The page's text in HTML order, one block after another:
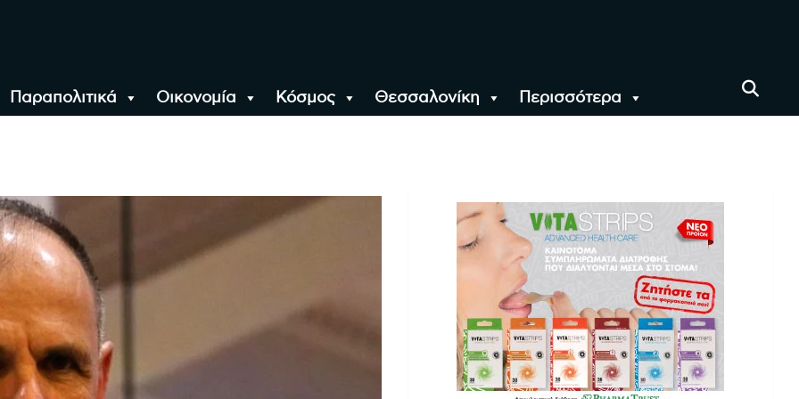
Παραπολιτικά Οικονομία Κόσμος Θεσσαλονίκη Περισσότερα